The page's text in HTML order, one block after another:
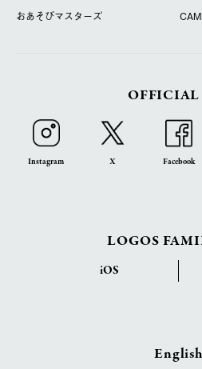
おあそびマスターズ
OFFICIAL
Instagram X Facebook
LOGOS
iOS
English